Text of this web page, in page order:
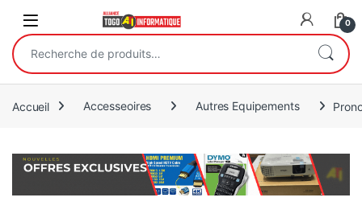
Open 0
Recherche pour :
Accueil Accesseoires Autres Equipements